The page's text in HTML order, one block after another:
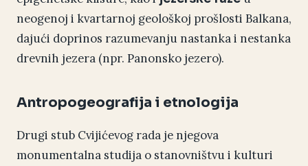
neogenoj i kvartarnoj geološkoj prošlosti Balkana,
dajući doprinos razumevanju nastanka i nestanka
drevnih jezera (npr. Panonsko jezero).
Antropogeografija i etnologija
Drugi stub Cvijićevog rada je njegova
monumentalna studija o stanovništvu i kulturi